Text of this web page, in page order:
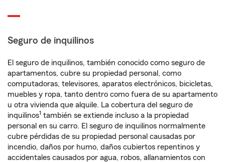
Seguro de inquilinos
El seguro de inquilinos, también conocido como seguro de
apartamentos, cubre su propiedad personal, como
computadoras, televisores, aparatos electrónicos, bicicletas,
muebles y ropa, tanto dentro como fuera de su apartamento
u otra vivienda que alquile. La cobertura del seguro de
inquilinos1 también se extiende incluso a la propiedad
personal en su carro. El seguro de inquilinos normalmente
cubre pérdidas de su propiedad personal causadas por
incendio, daños por humo, daños cubiertos repentinos y
accidentales causados por agua, robos, allanamientos con